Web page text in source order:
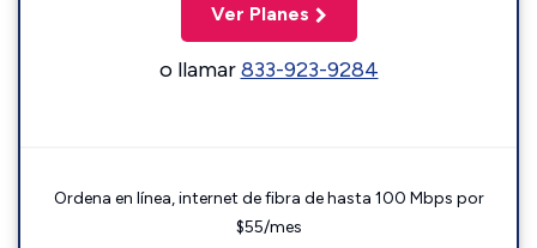
Ver Planes
o llamar833-923-9284
Ordena en línea, internet de fibra de hasta 100 Mbps por
$55/mes